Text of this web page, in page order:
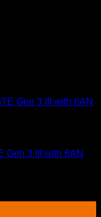
Gen 3 III with 6AN